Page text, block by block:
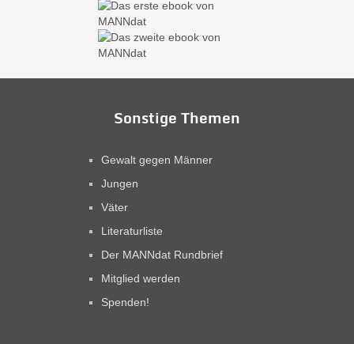
Sonstige Themen
Gewalt gegen Männer
Jungen
Väter
Literaturliste
Der MANNdat Rundbrief
Mitglied werden
Spenden!